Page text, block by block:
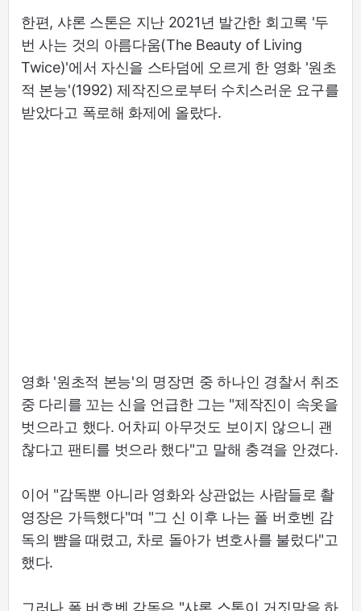
한편, 샤론 스톤은 지난 2021년 발간한 회고록 '두
번 사는 것의 아름다움(The Beauty of Living
Twice)'에서 자신을 스타덤에 오르게 한 영화 '원초
적 본능'(1992) 제작진으로부터 수치스러운 요구를
받았다고 폭로해 화제에 올랐다.
영화 '원초적 본능'의 명장면 중 하나인 경찰서 취조
중 다리를 꼬는 신을 언급한 그는 "제작진이 속옷을
벗으라고 했다. 어차피 아무것도 보이지 않으니 괜
찮다고 팬티를 벗으라 했다"고 말해 충격을 안겼다.
이어 "감독뿐 아니라 영화와 상관없는 사람들로 촬
영장은 가득했다"며 "그 신 이후 나는 폴 버호벤 감
독의 뺨을 때렸고, 차로 돌아가 변호사를 불렀다"고
했다.